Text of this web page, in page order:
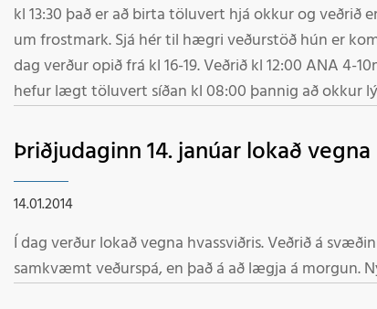
kl 13:30 það er að birta töluvert hjá okkur og veðrið
um frostmark. Sjá hér til hægri veðurstöð hún er
dag verður opið frá kl 16-19. Veðrið kl 12:00 ANA 4-
hefur lægt töluvert síðan kl 08:00 þannig að okkur lýst
Þriðjudaginn 14. janúar lokað
14.01.2014
Í dag verður lokað vegna hvassviðris. Veðrið á svæðinu er ANA 8-16m/sek og hviður 20-25m/sek og verður veðrið svona í dag